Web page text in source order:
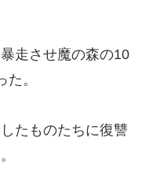
走させ魔の森の10
。
たものたちに復讐